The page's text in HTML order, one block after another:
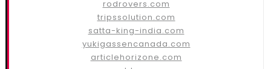
rodrovers.com
tripssolution.com
satta-king-india.com
yukigassencanada.com
articlehorizone.com